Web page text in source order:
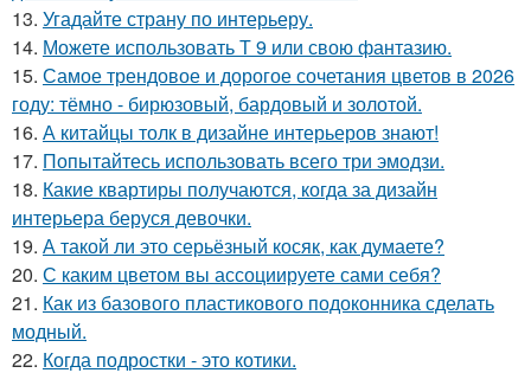
13. Угадайте страну по интерьеру.
14. Можете использовать Т 9 или свою фантазию.
15. Самое трендовое и дорогое сочетания цветов в 2026
году: тёмно - бирюзовый, бардовый и золотой.
16. А китайцы толк в дизайне интерьеров знают!
17. Попытайтесь использовать всего три эмодзи.
18. Какие квартиры получаются, когда за дизайн
интерьера беруся девочки.
19. А такой ли это серьёзный косяк, как думаете?
20. С каким цветом вы ассоциируете сами себя?
21. Как из базового пластикового подоконника сделать
модный.
22. Когда подростки - это котики.